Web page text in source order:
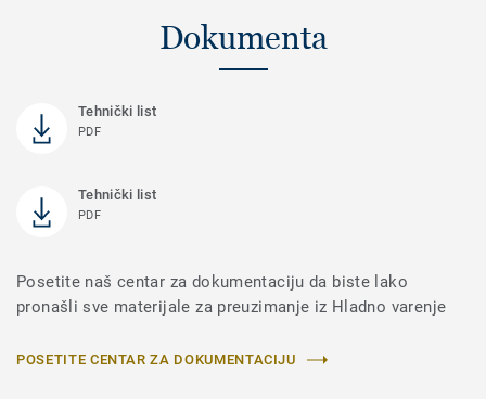
Dokumenta
Tehnički list
PDF
Tehnički list
PDF
Posetite naš centar za dokumentaciju da biste lako
pronašli sve materijale za preuzimanje iz Hladno varenje
POSETITE CENTAR ZA DOKUMENTACIJU